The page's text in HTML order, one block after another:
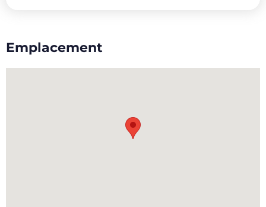
Emplacement